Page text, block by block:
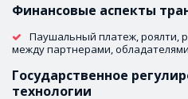
Финансовые аспекты
Паушальный платеж, роялти,
между партнерами,
Государственное
технологии